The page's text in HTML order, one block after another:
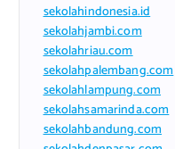
sekolahindonesia.id
sekolahjambi.com
sekolahriau.com
sekolahpalembang.com
sekolahlampung.com
sekolahsamarinda.com
sekolahbandung.com